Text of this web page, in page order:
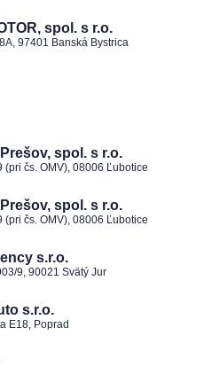
spol. s r.o.
97401 Banská Bystrica
spol. s r.o.
(pri čs. OMV), 08006 Ľubotice
spol. s r.o.
(pri čs. OMV), 08006 Ľubotice
s.r.o.
9, 90021 Svätý Jur
s.r.o.
E18, Poprad